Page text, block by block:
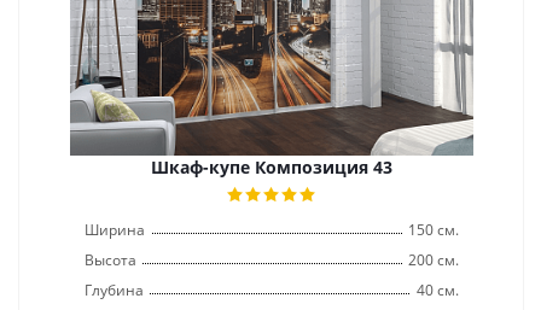
Шкаф-купе Композиция 43
Ширина
150 см.
Высота
200 см.
Глубина
40 см.